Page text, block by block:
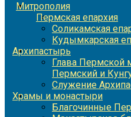
Митрополия
Пермская епархия
Соликамская
Кудымкарская
Архипастырь
Глава Пермской
Пермский и
Служение
Храмы и монастыри
Благочинные